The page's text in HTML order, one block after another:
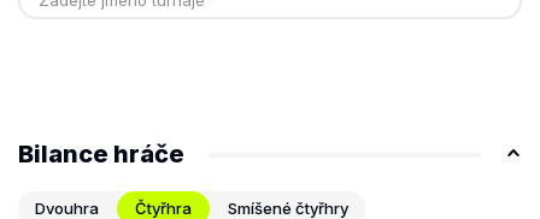
Bilance hráče
Dvouhra Čtyřhra Smíšené čtyřhry